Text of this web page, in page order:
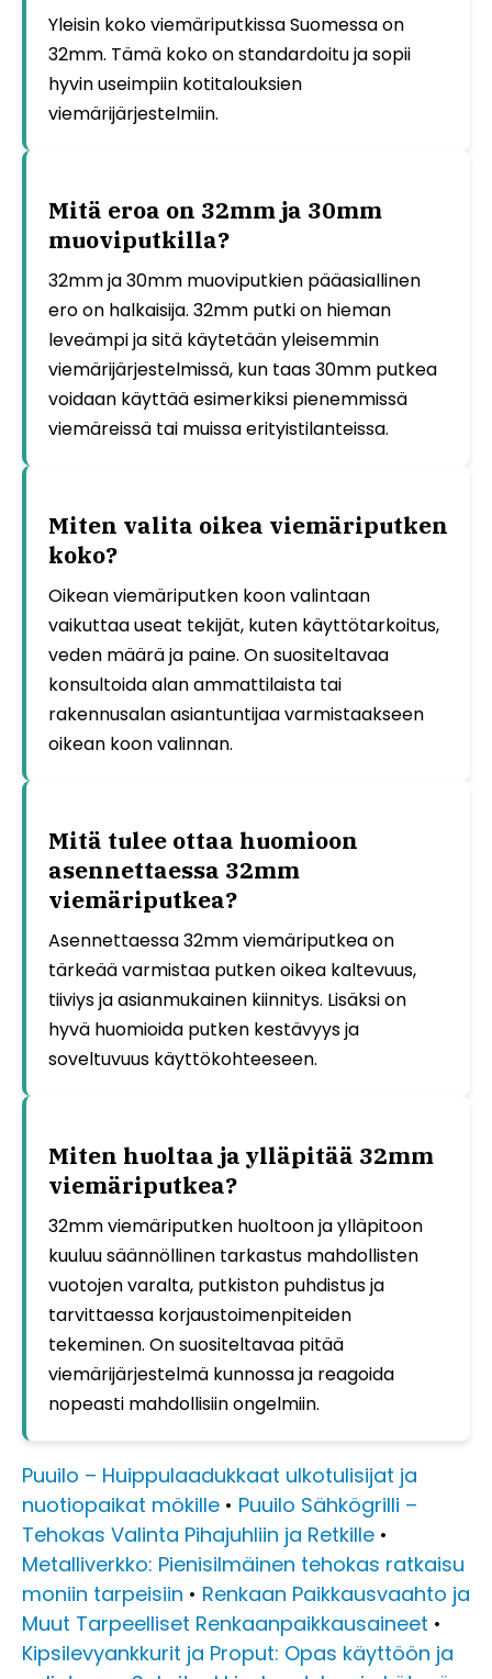
Yleisin koko viemäriputkissa Suomessa on
32mm. Tämä koko on standardoitu ja sopii
hyvin useimpiin kotitalouksien
viemärijärjestelmiin.
Mitä eroa on 32mm ja 30mm
muoviputkilla?
32mm ja 30mm muoviputkien pääasiallinen
ero on halkaisija. 32mm putki on hieman
leveämpi ja sitä käytetään yleisemmin
viemärijärjestelmissä, kun taas 30mm putkea
voidaan käyttää esimerkiksi pienemmissä
viemäreissä tai muissa erityistilanteissa.
Miten valita oikea viemäriputken
koko?
Oikean viemäriputken koon valintaan
vaikuttaa useat tekijät, kuten käyttötarkoitus,
veden määrä ja paine. On suositeltavaa
konsultoida alan ammattilaista tai
rakennusalan asiantuntijaa varmistaakseen
oikean koon valinnan.
Mitä tulee ottaa huomioon
asennettaessa 32mm
viemäriputkea?
Asennettaessa 32mm viemäriputkea on
tärkeää varmistaa putken oikea kaltevuus,
tiiviys ja asianmukainen kiinnitys. Lisäksi on
hyvä huomioida putken kestävyys ja
soveltuvuus käyttökohteeseen.
Miten huoltaa ja ylläpitää 32mm
viemäriputkea?
32mm viemäriputken huoltoon ja ylläpitoon
kuuluu säännöllinen tarkastus mahdollisten
vuotojen varalta, putkiston puhdistus ja
tarvittaessa korjaustoimenpiteiden
tekeminen. On suositeltavaa pitää
viemärijärjestelmä kunnossa ja reagoida
nopeasti mahdollisiin ongelmiin.
Puuilo – Huippulaadukkaat ulkotulisijat ja
nuotiopaikat mökille • Puuilo Sähkögrilli –
Tehokas Valinta Pihajuhliin ja Retkille •
Metalliverkko: Pienisilmäinen tehokas ratkaisu
moniin tarpeisiin • Renkaan Paikkausvaahto ja
Muut Tarpeelliset Renkaanpaikkausaineet •
Kipsilevyankkurit ja Proput: Opas käyttöön ja